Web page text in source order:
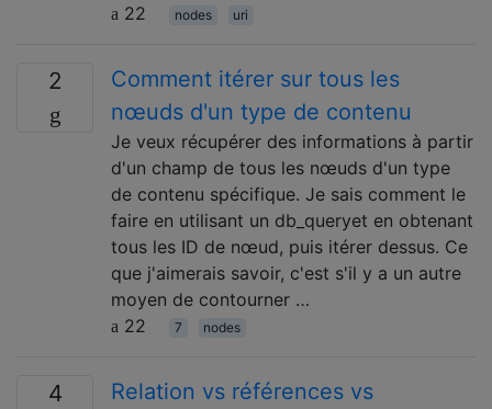
22
nodes uri
2
Comment itérer sur tous les
nœuds d'un type de contenu
Je veux récupérer des informations à partir
d'un champ de tous les nœuds d'un type
de contenu spécifique. Je sais comment le
faire en utilisant un db_queryet en obtenant
tous les ID de nœud, puis itérer dessus. Ce
que j'aimerais savoir, c'est s'il y a un autre
moyen de contourner …
22
7 nodes
4
Relation vs références vs